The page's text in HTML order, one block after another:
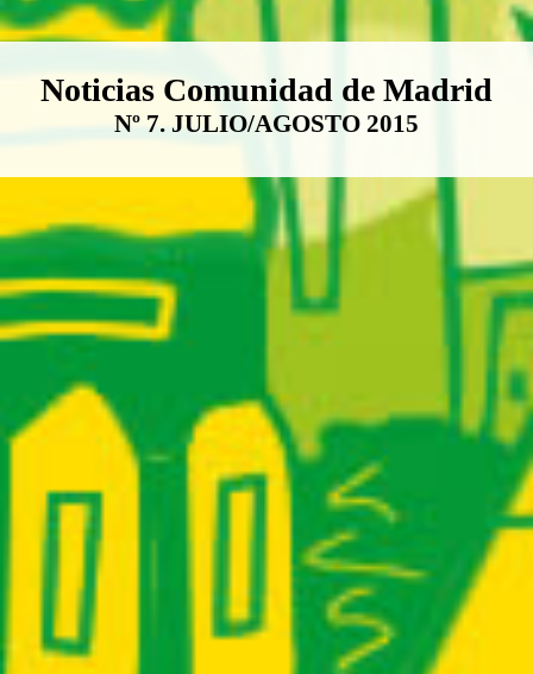
Boletín Noticias Comunidad de
Noticias Comunidad de Madrid
Nº 7. JULIO/AGOSTO 2015